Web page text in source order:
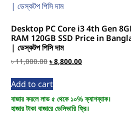
Desktop PC Core i3 4th Gen
RAM 120GB SSD Price in
| ডেস্কটপ পিসি দাম
৳11,000.00 ৳8,800.00
Add to cart
বাজার করলে লাভ ৫ থেকে ১০% ক্যাশব্যাক।
হাজার টাকা বাজারে ডেলিভারি ফ্রি।